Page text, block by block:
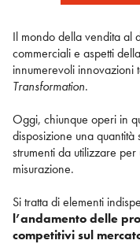
Il mondo della vendita al
commerciali e aspetti
innumerevoli innovazioni
Transformation.
Oggi, chiunque operi in
disposizione una
strumenti da utilizzare
misurazione.
Si tratta di elementi
l’andamento delle
competitivi sul